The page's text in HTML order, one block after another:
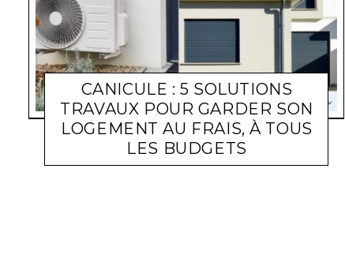
CANICULE : 5 SOLUTIONS
TRAVAUX POUR GARDER SON
LOGEMENT AU FRAIS, À TOUS
LES BUDGETS
ACTUALITÉ ENTREPRISES LARA GASQUET